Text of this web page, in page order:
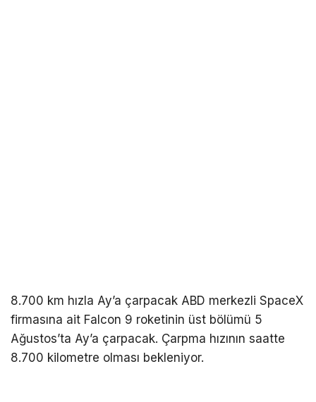
8.700 km hızla Ay’a çarpacak ABD merkezli SpaceX
firmasına ait Falcon 9 roketinin üst bölümü 5
Ağustos’ta Ay’a çarpacak. Çarpma hızının saatte
8.700 kilometre olması bekleniyor.